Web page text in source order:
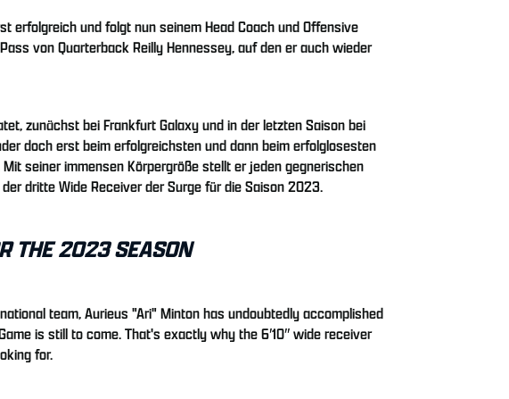
erfolgreich und folgt nun seinem Head Coach und Offensive
von Quarterback Reilly Hennessey, auf den er auch wieder
zunächst bei Frankfurt Galaxy und in der letzten Saison bei
doch erst beim erfolgreichsten und dann beim erfolglosesten
seiner immensen Körpergröße stellt er jeden gegnerischen
dritte Wide Receiver der Surge für die Saison 2023.
THE 2023 SEASON
team, Aurieus "Ari" Minton has undoubtedly accomplished
is still to come. That's exactly why the 6′10″ wide receiver
for.